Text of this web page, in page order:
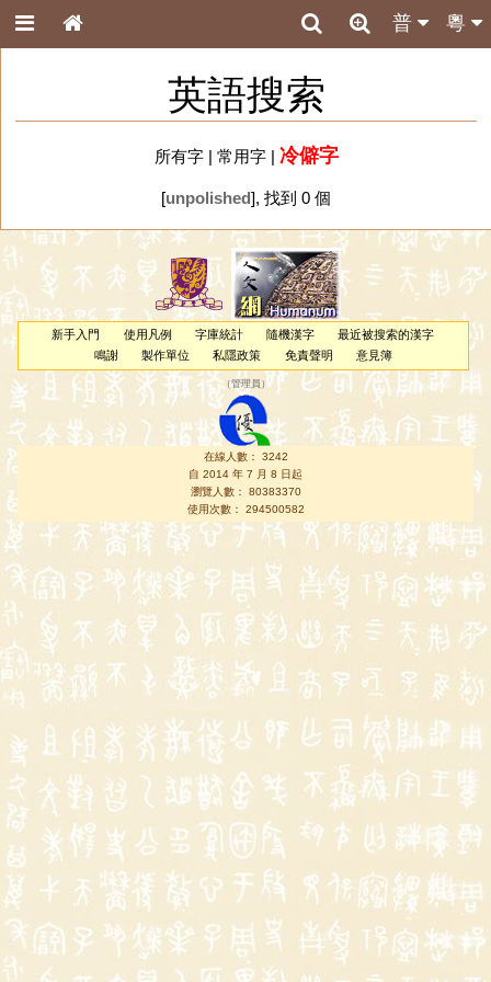
粵
普
英語搜索
所有字| 常用字| 冷僻字
[unpolished], 找到 0 個
新手入門 使用凡例 字庫統計 隨機漢字
最近被搜索的漢字
鳴謝
製作單位 私隱政策 免責聲明 意見簿
（管理員 ）
在線人數： 3242
自 2014 年 7 月 8 日起
瀏覽人數： 80383370
使用次數： 294500582